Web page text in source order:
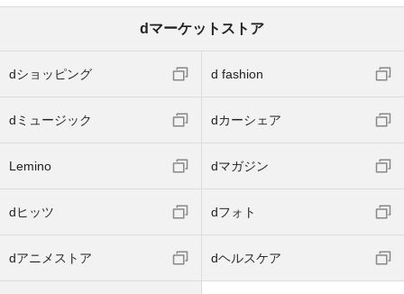
dマーケットストア
dショッピング d fashion
dミュージック dカーシェア
Lemino dマガジン
dヒッツ dフォト
dアニメストア dヘルスケア